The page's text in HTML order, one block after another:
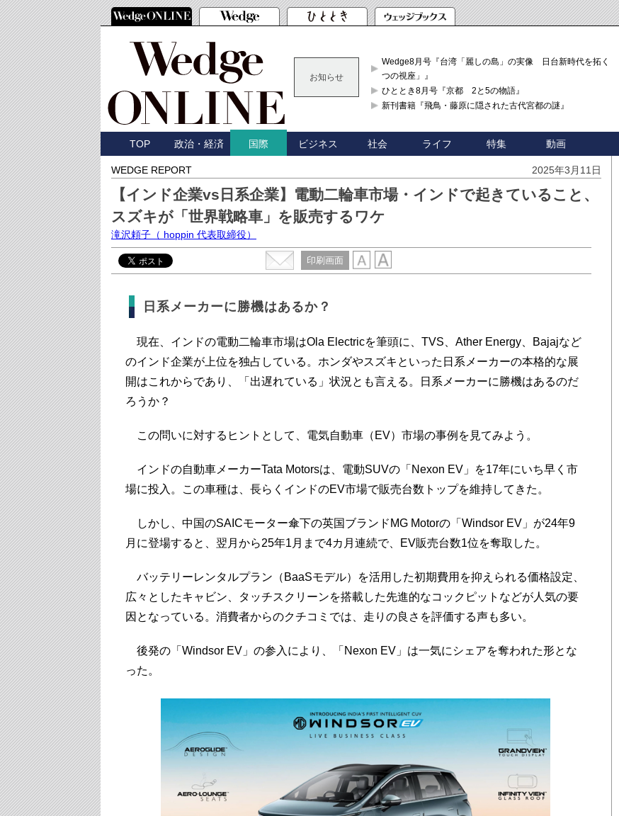
お知らせ
Wedge8月号『台湾「麗しの島」の実像 日台新時代を拓く「3
つの視座」』
ひととき8月号『京都 2と5の物語』
新刊書籍『飛鳥・藤原に隠された古代宮都の謎』
TOP 政治・経済 国際 ビジネス 社会 ライフ 特集 動画
WEDGE REPORT 2025年3月11日
【インド企業vs日系企業】電動二輪車市場・インドで起きていること、
スズキが「世界戦略車」を販売するワケ
滝沢頼子 （ hoppin 代表取締役）
印刷画面
日系メーカーに勝機はあるか？
現在、インドの電動二輪車市場はOla Electricを筆頭に、TVS、Ather Energy、Bajajなど
のインド企業が上位を独占している。ホンダやスズキといった日系メーカーの本格的な展
開はこれからであり、「出遅れている」状況とも言える。日系メーカーに勝機はあるのだ
ろうか？
この問いに対するヒントとして、電気自動車（EV）市場の事例を見てみよう。
インドの自動車メーカーTata Motorsは、電動SUVの「Nexon EV」を17年にいち早く市
場に投入。この車種は、長らくインドのEV市場で販売台数トップを維持してきた。
しかし、中国のSAICモーター傘下の英国ブランドMG Motorの「Windsor EV」が24年9
月に登場すると、翌月から25年1月まで4カ月連続で、EV販売台数1位を奪取した。
バッテリーレンタルプラン（BaaSモデル）を活用した初期費用を抑えられる価格設定、
広々としたキャビン、タッチスクリーンを搭載した先進的なコックピットなどが人気の要
因となっている。消費者からのクチコミでは、走りの良さを評価する声も多い。
後発の「Windsor EV」の参入により、「Nexon EV」は一気にシェアを奪われた形とな
った。